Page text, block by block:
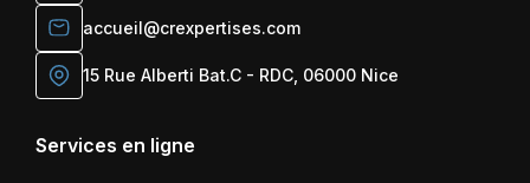
accueil@crexpertises.com
15 Rue Alberti Bat.C - RDC, 06000 Nice
Services en ligne